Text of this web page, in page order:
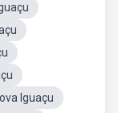
Iguaçu